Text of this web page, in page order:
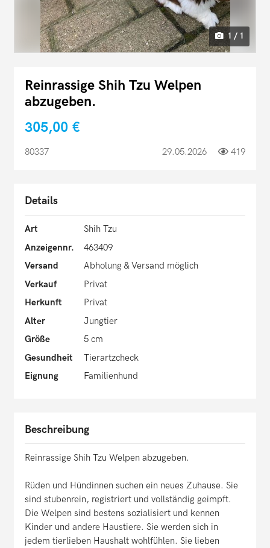
1 / 1
Reinrassige Shih Tzu Welpen
abzugeben.
305,00 €
80337 29.05.2026 419
Details
Art
Shih Tzu
Anzeigennr.
463409
Versand
Abholung & Versand möglich
Verkauf
Privat
Herkunft
Privat
Alter
Jungtier
Größe
5 cm
Gesundheit
Tierartzcheck
Eignung
Familienhund
Beschreibung
Reinrassige Shih Tzu Welpen abzugeben.
Rüden und Hündinnen suchen ein neues Zuhause. Sie
sind stubenrein, registriert und vollständig geimpft.
Die Welpen sind bestens sozialisiert und kennen
Kinder und andere Haustiere. Sie werden sich in
jedem tierlieben Haushalt wohlfühlen. Sie lieben